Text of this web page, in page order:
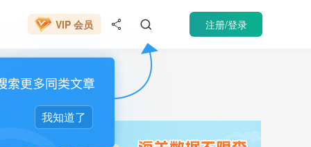
VIP 会员
 
我知道了
注册/登录